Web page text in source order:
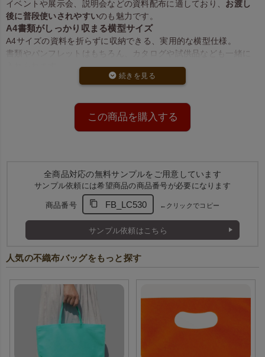
イベントや展示会、説明会などの資料配布に適しており、 お渡し
後に普段使いされやすいのも魅力です。
A4書類がしっかり収まる横型サイズ
A4サイズの資料を折らずに収納できる、実用的な横型仕様。
書類やパンフレットはもちろん、カタログや試供品なども一緒に
用途に応じて選べる2種類の入数設定
1000枚入は大口割引の対象となり、イベント予算にも配慮しやす
上部にホックがついており、簡
易に口止めできます。
長めの持ち手で持ち運びしやす
い。
この商品を購入する
全商品対応の無料サンプルをご用意しています
サンプル依頼には希望商品の商品番号が必要になります
商品番号 FB_LC530 ←クリックでコピー
サンプル依頼はこちら
人気の不織布バッグをもっと探す